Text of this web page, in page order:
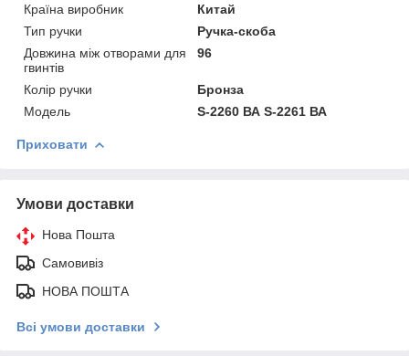
Країна виробник
Китай
Тип ручки
Ручка-скоба
Довжина між отворами для
гвинтів
96
Колір ручки
Бронза
Модель
S-2260 ВА S-2261 ВА
Приховати
Умови доставки
Нова Пошта
Самовивіз
НОВА ПОШТА
Всі умови доставки